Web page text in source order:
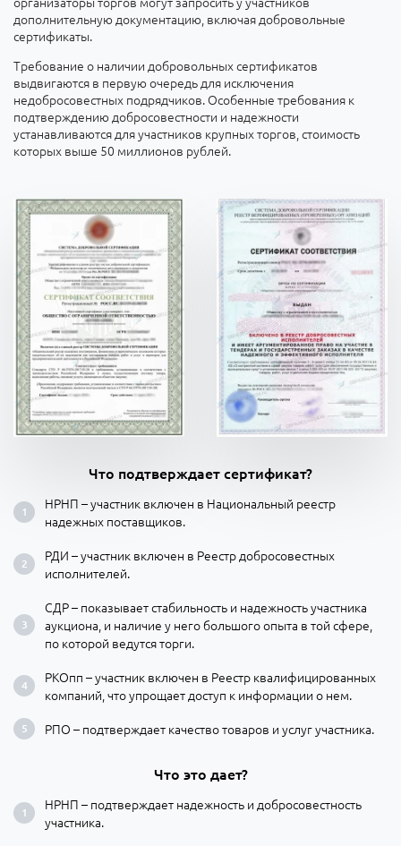
дополнительную документацию, включая добровольные
сертификаты.
Требование о наличии добровольных сертификатов
выдвигаются в первую очередь для исключения
недобросовестных подрядчиков. Особенные требования к
подтверждению добросовестности и надежности
устанавливаются для участников крупных торгов, стоимость
которых выше 50 миллионов рублей.
Что подтверждает сертификат?
НРНП – участник включен в Национальный реестр
надежных поставщиков.
РДИ – участник включен в Реестр добросовестных
исполнителей.
СДР – показывает стабильность и надежность участника
аукциона, и наличие у него большого опыта в той сфере,
по которой ведутся торги.
РКОпп – участник включен в Реестр квалифицированных
компаний, что упрощает доступ к информации о нем.
РПО – подтверждает качество товаров и услуг участника.
Что это дает?
НРНП – подтверждает надежность и добросовестность
участника.